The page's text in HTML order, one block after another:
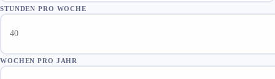
STUNDEN PRO WOCHE
WOCHEN PRO JAHR